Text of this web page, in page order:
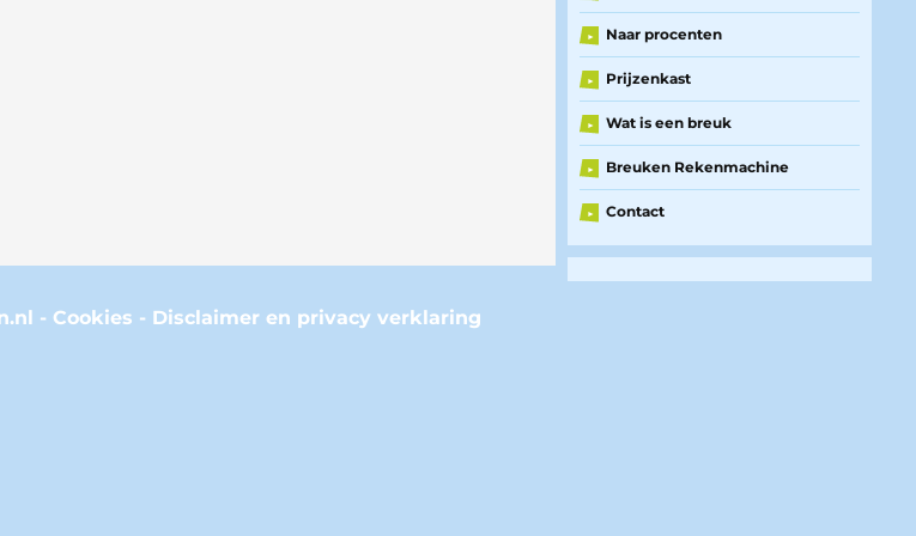
► Naar procenten
► Prijzenkast
► Wat is een breuk
► Breuken Rekenmachine
► Contact
- Cookies - Disclaimer en privacy verklaring